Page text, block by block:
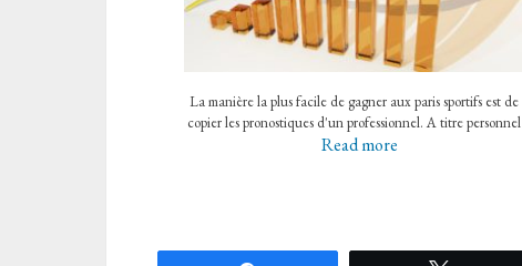
La manière la plus facile de gagner aux paris sportifs est de
copier les pronostiques d'un professionnel. A titre personnel
Read more